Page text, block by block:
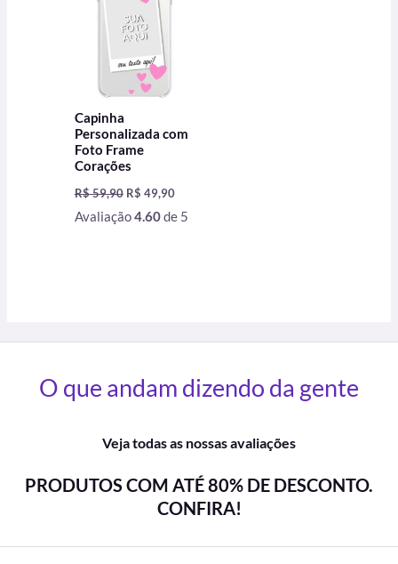
Capinha
Personalizada com
Foto Frame
Corações
R$59,90 R$ 49,90
Avaliação4.60de 5
O que andam dizendo da gente
Veja todas as nossas avaliações
PRODUTOS COM ATÉ 80% DE DESCONTO.
CONFIRA!